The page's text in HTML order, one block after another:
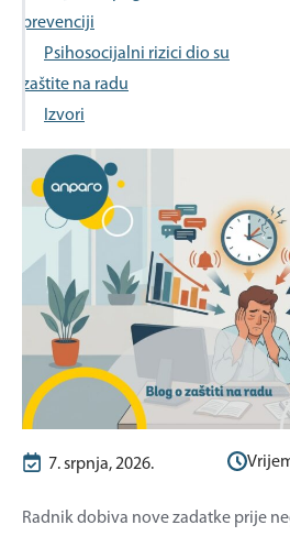
prevenciji
Psihosocijalni rizici dio su
zaštite na radu
Izvori
7. srpnja, 2026.
Radnik dobiva nove zadatke prije